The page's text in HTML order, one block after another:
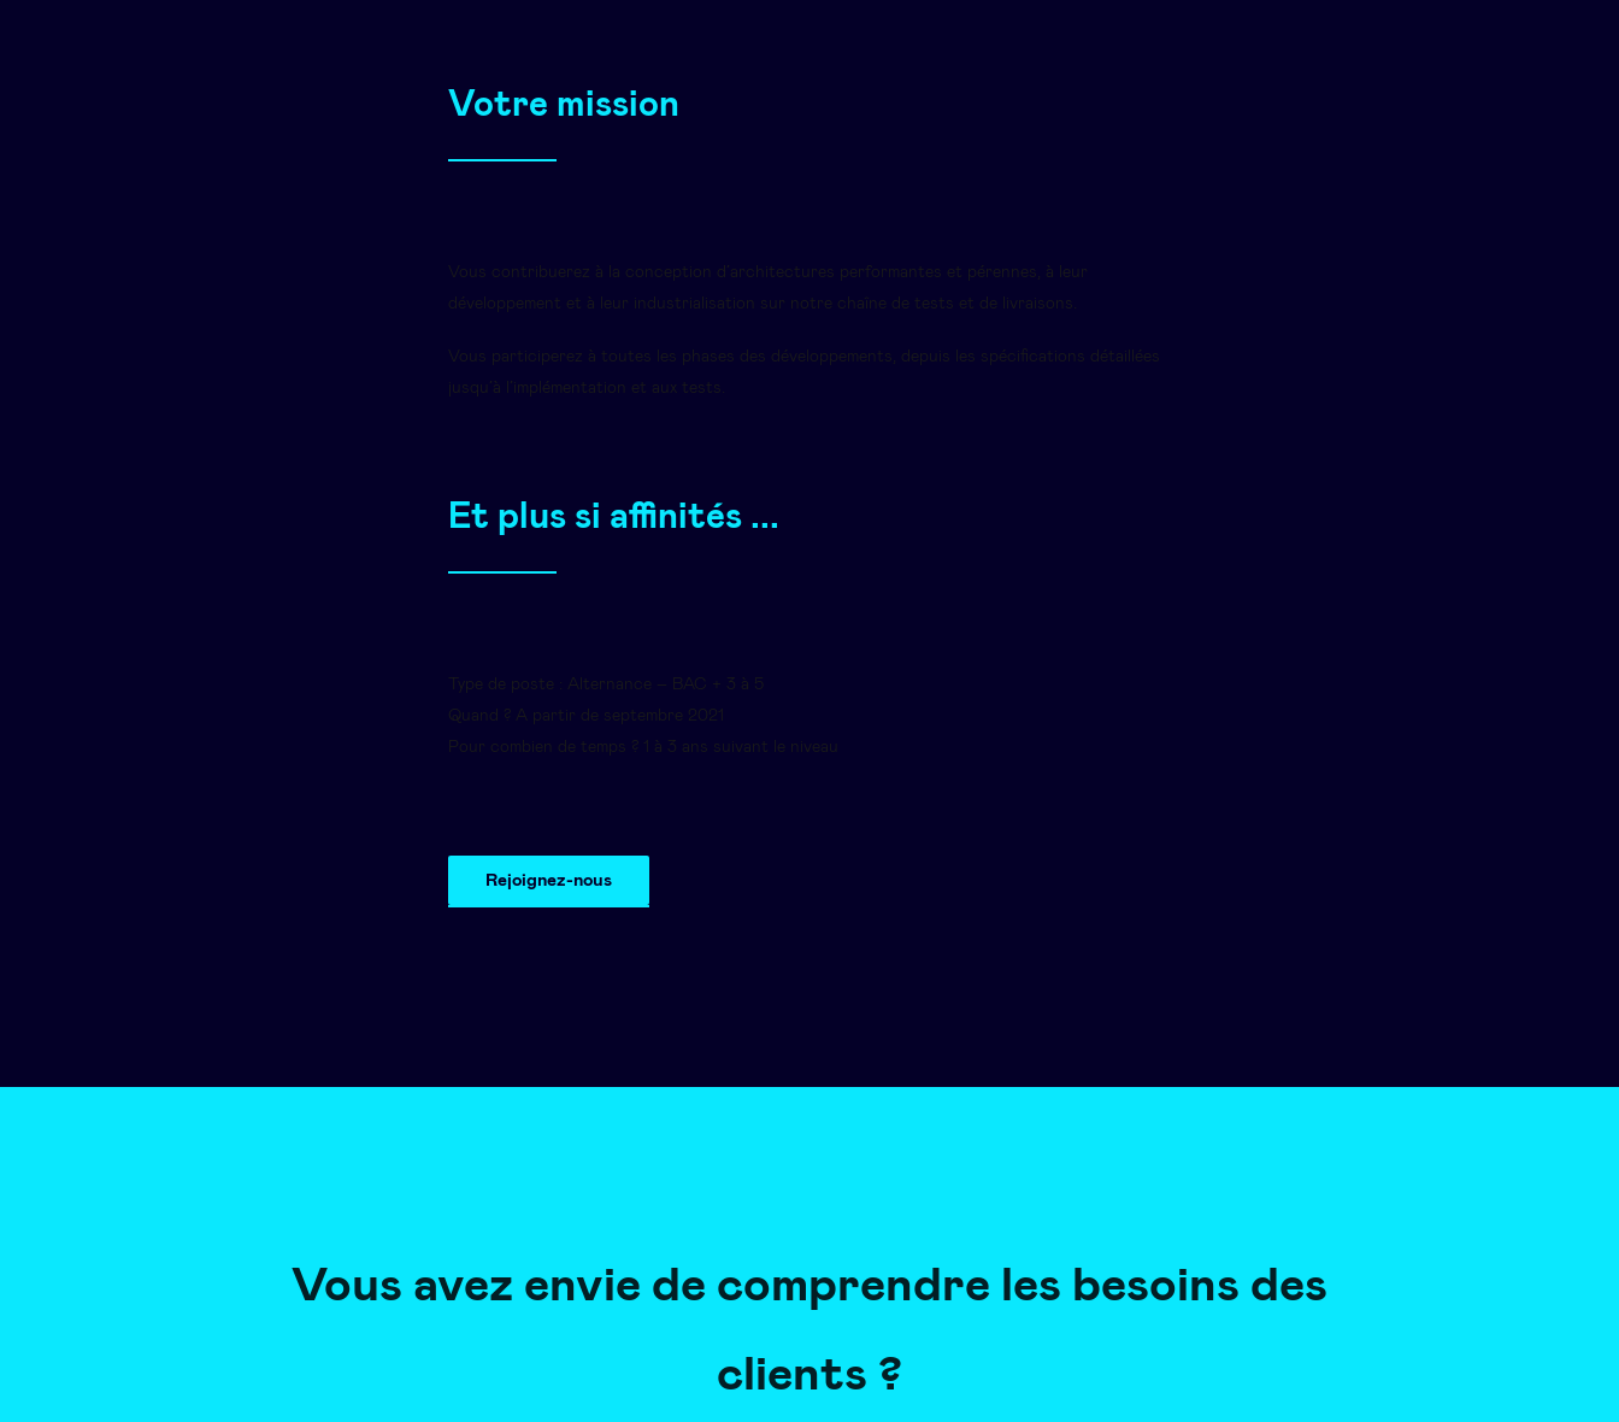
Votre mission
Vous contribuerez à la conception d’architectures performantes et pérennes, à leur
développement et à leur industrialisation sur notre chaîne de tests et de livraisons.
Vous participerez à toutes les phases des développements, depuis les spécifications détaillées
jusqu’à l’implémentation et aux tests.
Et plus si affinités ...
Type de poste : Alternance – BAC + 3 à 5
Quand ? A partir de septembre 2021
Pour combien de temps ? 1 à 3 ans suivant le niveau
Rejoignez-nous
Vous avez envie de comprendre les besoins des
clients ?